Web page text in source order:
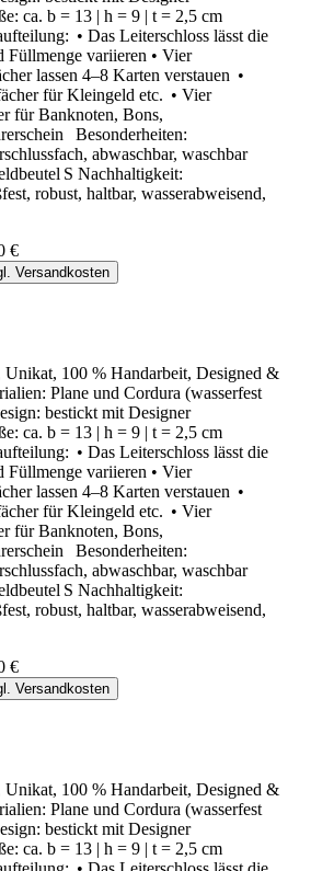
ca. b = 13 | h = 9 | t = 2,5 cm
• Das Leiterschloss lässt die
Füllmenge variieren • Vier
lassen 4–8 Karten verstauen •
für Kleingeld etc. • Vier
für Banknoten, Bons,
Besonderheiten:
abwaschbar, waschbar
S Nachhaltigkeit:
robust, haltbar, wasserabweisend,
€
Versandkosten
100 % Handarbeit, Designed &
Plane und Cordura (wasserfest
bestickt mit Designer
ca. b = 13 | h = 9 | t = 2,5 cm
• Das Leiterschloss lässt die
Füllmenge variieren • Vier
lassen 4–8 Karten verstauen •
für Kleingeld etc. • Vier
für Banknoten, Bons,
Besonderheiten:
abwaschbar, waschbar
S Nachhaltigkeit:
robust, haltbar, wasserabweisend,
€
Versandkosten
100 % Handarbeit, Designed &
Plane und Cordura (wasserfest
bestickt mit Designer
ca. b = 13 | h = 9 | t = 2,5 cm